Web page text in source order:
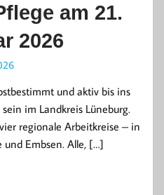
am 21.
2026
und aktiv bis ins
im Landkreis Lüneburg.
regionale Arbeitkreise – in
und Embsen. Alle, […]